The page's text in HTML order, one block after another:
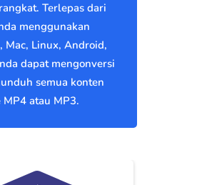
Terlepas dari
menggunakan
Mac, Linux, Android,
dapat mengonversi
semua konten
atau MP3.